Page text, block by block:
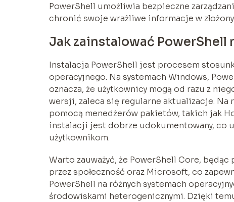
PowerShell umożliwia bezpieczne
chronić swoje wrażliwe informacje w
Jak zainstalować
Instalacja PowerShell jest procesem
operacyjnego. Na systemach Windows,
oznacza, że użytkownicy mogą od razu z
wersji, zaleca się regularne aktualizacje. Na
pomocą menedżerów pakietów, takich jak
instalacji jest dobrze udokumentowany, co
użytkownikom.
Warto zauważyć, że PowerShell Core,
przez społeczność oraz Microsoft, co
PowerShell na różnych systemach
środowiskami heterogenicznymi. Dzięki